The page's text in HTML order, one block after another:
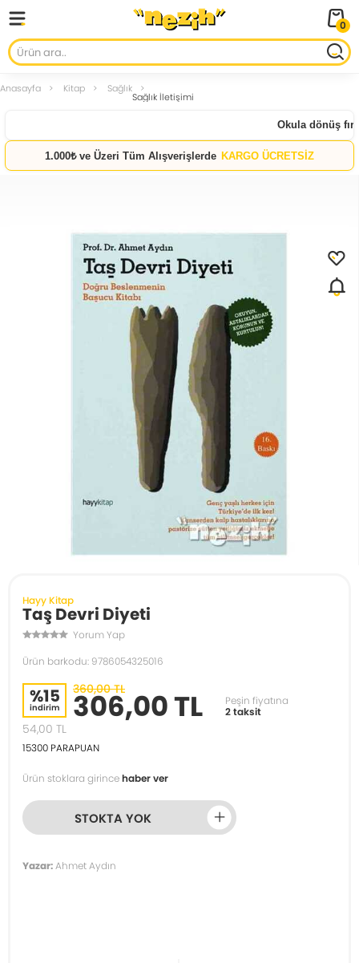
0
Anasayfa Kitap Sağlık
Sağlık İletişimi
Okula dönüş
1.000₺ ve Üzeri Tüm Alışverişlerde KARGO ÜCRETSİZ
Hayy Kitap
Taş Devri Diyeti
Yorum Yap
Ürün barkodu: 9786054325016
%15
indirim
360,00 TL
306,00 TL
Peşin fiyatına
2 taksit
54,00 TL
15300 PARAPUAN
Ürün stoklara girincehaber ver
STOKTA YOK
Yazar:Ahmet Aydın